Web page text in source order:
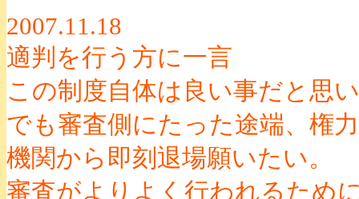
2007.11.18
適判を行う方に一言
この制度自体は良い事だと思
でも審査側にたった途端、権
機関から即刻退場願いたい。
審査がよりよく行われるため